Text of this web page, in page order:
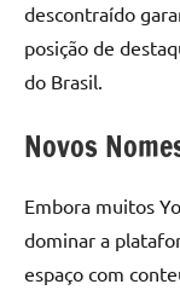
descontraído
posição de
do Brasil.
Novos
Embora muitos
dominar a
espaço com